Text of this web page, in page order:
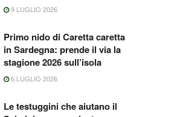
9 LUGLIO 2026
Primo nido di Caretta caretta
in Sardegna: prende il via la
stagione 2026 sull’isola
6 LUGLIO 2026
Le testuggini che aiutano il